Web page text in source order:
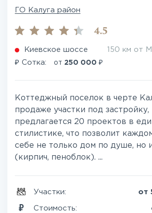
ГО Калуга район
4.5
Киевское шоссе 150 км от
₽ Сотка: от 250 000 ₽
Коттеджный поселок в черте
продаже участки под
предлагается 20 проектов в
стилистике, что позволит
себе не только дом по душе, но
(кирпич, пеноблок). ...
Участки: от
Стоимость: